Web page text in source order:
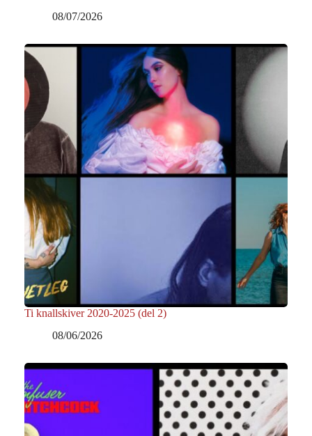
08/07/2026
Ti knallskiver 2020-2025 (del 2)
08/06/2026